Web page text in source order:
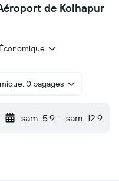
de Kolhapur
Économique
0 bagages
sam. 5.9. - sam. 12.9.